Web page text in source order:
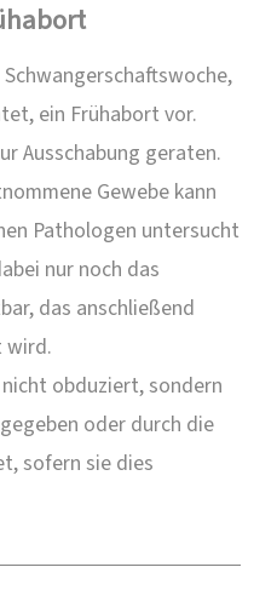
ein Frühabort vor.
Ausschabung geraten.
Gewebe kann
Pathologen untersucht
nur noch das
das anschließend
wird.
obduziert,sondern
gegeben oder durch die
sofern sie dies